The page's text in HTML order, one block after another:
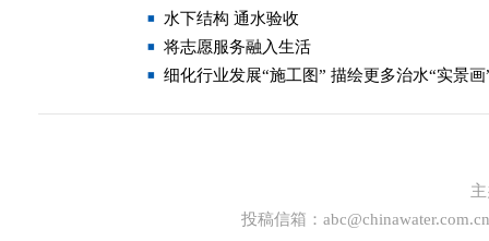
水下结构 通水验收
将志愿服务融入生活
细化行业发展“施工图” 描绘更多治水“实景画
投稿信箱： abc@chinawater.com.cn